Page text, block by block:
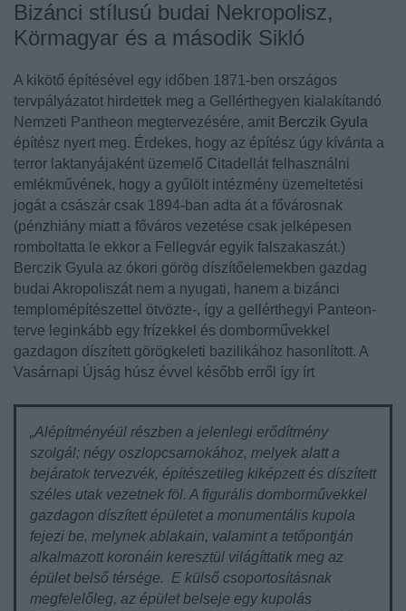
Bizánci stílusú budai Nekropolisz,
Körmagyar és a második Sikló
A kikötő építésével egy időben 1871-ben országos
tervpályázatot hirdettek meg a Gellérthegyen kialakítandó
Nemzeti Pantheon megtervezésére, amit Berczik Gyula
építész nyert meg. Érdekes, hogy az építész úgy kívánta a
terror laktanyájaként üzemelő Citadellát felhasználni
emlékművének, hogy a gyűlölt intézmény üzemeltetési
jogát a császár csak 1894-ban adta át a fővárosnak
(pénzhiány miatt a főváros vezetése csak jelképesen
romboltatta le ekkor a Fellegvár egyik falszakaszát.)
Berczik Gyula az ókori görög díszítőelemekben gazdag
budai Akropoliszát nem a nyugati, hanem a bizánci
templomépítészettel ötvözte-, így a gellérthegyi Panteon-
terve leginkább egy frízekkel és domborművekkel
gazdagon díszített görögkeleti bazilikához hasonlított. A
Vasárnapi Újság húsz évvel később erről így írt
„Alépítményéül részben a jelenlegi erődítmény
szolgál; négy oszlopcsarnokához, melyek alatt a
bejáratok tervezvék, építészetileg kiképzett és díszített
széles utak vezetnek föl. A figurális domborművekkel
gazdagon díszített épületet a monumentális kupola
fejezi be, melynek ablakain, valamint a tetőpontján
alkalmazott koronáin keresztül világíttatik meg az
épület belső térsége. E külső csoportosításnak
megfelelőleg, az épület belseje egy kupolás